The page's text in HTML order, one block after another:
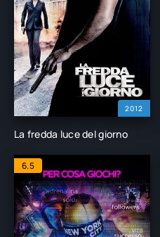
2012
La fredda luce del giorno
6.5